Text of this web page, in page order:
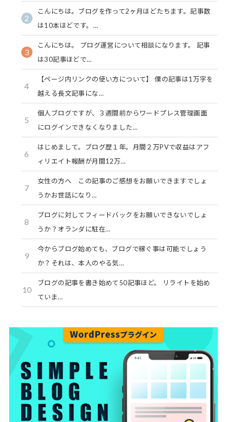
2
こんにちは。ブログを作って2ヶ月ほどたちます。記事数
は10本ほどです。…
3
こんにちは。 ブログ運営について相談になります。 記事
は30記事ほどで…
4
【ページ内リンクの使い方について】 僕の記事は1万字を
越える長文記事にな…
5
個人ブログですが、３週間前からワードプレス管理画面
にログインできなくなりました…
6
はじめまして。ブログ歴１年。月間２万PVで収益はアフ
ィリエイト報酬が月間12万…
7
女性の方へ この記事のご感想をお願いできますでしょ
うかお世話になり…
8
ブログに対してフィードバックをお願いできないでしょ
うか？オランダに駐在…
9
今からブログ始めても、ブログで稼ぐ事は可能でしょう
か？それは、本人のやる気…
10
ブログの記事を書き始めて50記事ほど。 リライトを始め
ていま…